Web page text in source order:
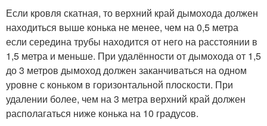
Если кровля скатная, то верхний край дымохода должен
находиться выше конька не менее, чем на 0,5 метра
если середина трубы находится от него на расстоянии в
1,5 метра и меньше. При удалённости от дымохода от 1,5
до 3 метров дымоход должен заканчиваться на одном
уровне с коньком в горизонтальной плоскости. При
удалении более, чем на 3 метра верхний край должен
располагаться ниже конька на 10 градусов.